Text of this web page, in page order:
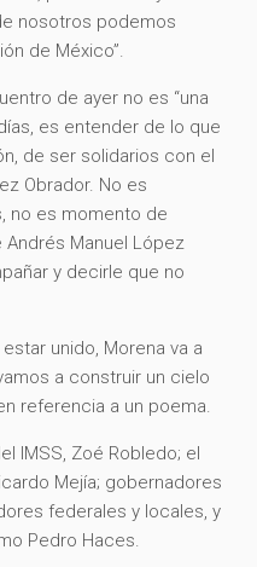
nosotros podemos
de México”.
de ayer no es “una
es entender de lo que
de ser solidarios con el
Obrador. No es
no es momento de
Manuel López
y decirle que no
unido, Morena va a
a construir un cielo
referencia a un poema.
IMSS, Zoé Robledo; el
Mejía; gobernadores
federales y locales, y
Pedro Haces.